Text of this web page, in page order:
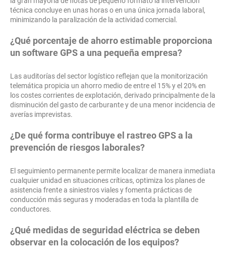
técnica concluye en unas horas o en una única jornada laboral,
minimizando la paralización de la actividad comercial.
¿Qué porcentaje de ahorro estimable proporciona
un software GPS a una pequeña empresa?
Las auditorías del sector logístico reflejan que la monitorización
telemática propicia un ahorro medio de entre el 15% y el 20% en
los costes corrientes de explotación, derivado principalmente de la
disminución del gasto de carburante y de una menor incidencia de
averías imprevistas.
¿De qué forma contribuye el rastreo GPS a la
prevención de riesgos laborales?
El seguimiento permanente permite localizar de manera inmediata
cualquier unidad en situaciones críticas, optimiza los planes de
asistencia frente a siniestros viales y fomenta prácticas de
conducción más seguras y moderadas en toda la plantilla de
conductores.
¿Qué medidas de seguridad eléctrica se deben
observar en la colocación de los equipos?